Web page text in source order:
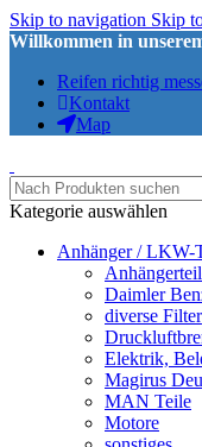
Skip to navigation Skip
Willkommen in
Reifen richtig
Kontakt
Map
Kategorie auswählen
Anhänger / LKW-
Daimler
diverse Filter
Elektrik,
Magirus
MAN Teile
Motore